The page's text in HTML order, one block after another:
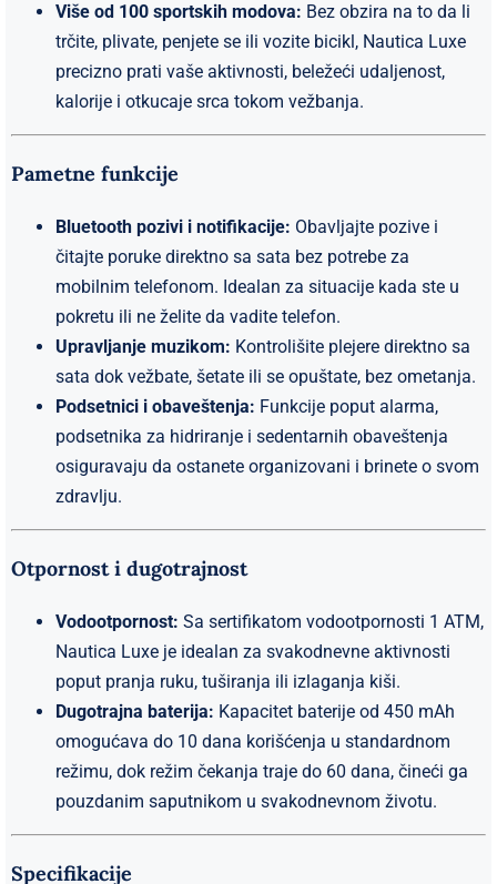
Više od 100 sportskih modova: Bez obzira na to da li
trčite, plivate, penjete se ili vozite bicikl, Nautica Luxe
precizno prati vaše aktivnosti, beležeći udaljenost,
kalorije i otkucaje srca tokom vežbanja.
Pametne funkcije
Bluetooth pozivi i notifikacije: Obavljajte pozive i
čitajte poruke direktno sa sata bez potrebe za
mobilnim telefonom. Idealan za situacije kada ste u
pokretu ili ne želite da vadite telefon.
Upravljanje muzikom: Kontrolišite plejere direktno sa
sata dok vežbate, šetate ili se opuštate, bez ometanja.
Podsetnici i obaveštenja: Funkcije poput alarma,
podsetnika za hidriranje i sedentarnih obaveštenja
osiguravaju da ostanete organizovani i brinete o svom
zdravlju.
Otpornost i dugotrajnost
Vodootpornost: Sa sertifikatom vodootpornosti 1 ATM,
Nautica Luxe je idealan za svakodnevne aktivnosti
poput pranja ruku, tuširanja ili izlaganja kiši.
Dugotrajna baterija: Kapacitet baterije od 450 mAh
omogućava do 10 dana korišćenja u standardnom
režimu, dok režim čekanja traje do 60 dana, čineći ga
pouzdanim saputnikom u svakodnevnom životu.
Specifikacije